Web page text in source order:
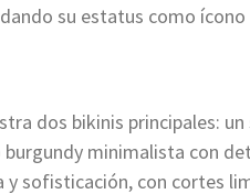
su estatus como
dos bikinis principales:
minimalista con
sofisticación, con cortes